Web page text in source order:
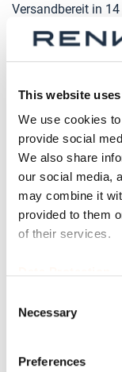
This website
We use cookies
provide social
We also share
our social media,
may combine it
provided to them
of their services.
Selection
Necessary
Preferences
Versandbereit in 14
Werktagen
Größe
Teil
Anzahl